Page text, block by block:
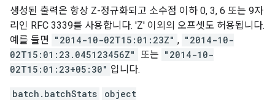
생성된 출력은 항상 Z-정규화되고 소수점 이하 0, 3, 6 또는 9자
리인 RFC 3339를 사용합니다. 'Z' 이외의 오프셋도 허용됩니다.
예를 들면
"2014-10-02T15:01:23Z" , "2014-10-
02T15:01:23.045123456Z"
또는 "2014-10-
02T15:01:23+05:30" 입니다.
batch.batchStats
object